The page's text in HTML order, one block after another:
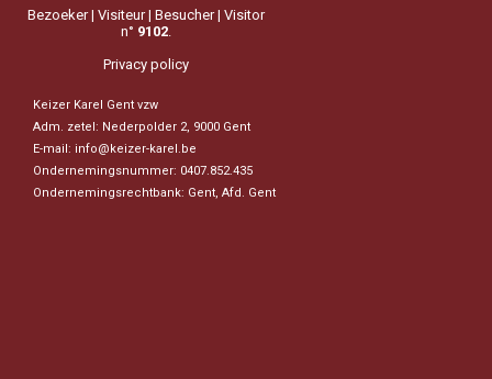
Bezoeker | Visiteur | Besucher | Visitor
n° 9102.
Privacy policy
Keizer Karel Gent vzw
Adm. zetel: Nederpolder 2, 9000 Gent
E-mail: info@keizer-karel.be
Ondernemingsnummer: 0407.852.435
Ondernemingsrechtbank: Gent, Afd. Gent